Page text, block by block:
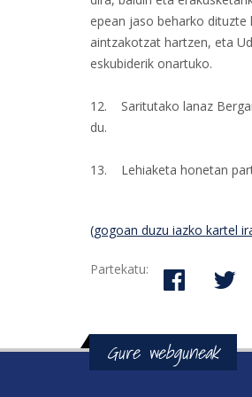
epean jaso beharko
aintzakotzat hartzen, eta
eskubiderik onartuko.
12. Saritutako lanaz
du.
13. Lehiaketa honetan
(gogoan duzu iazko kartel
Partekatu:
Gure webguneak